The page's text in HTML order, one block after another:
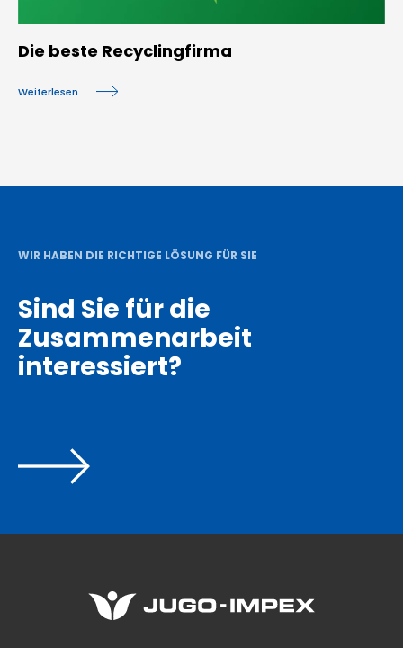
Die beste Recyclingfirma
Weiterlesen
WIR HABEN DIE RICHTIGE LÖSUNG FÜR SIE
Sind Sie für die
Zusammenarbeit
interessiert?